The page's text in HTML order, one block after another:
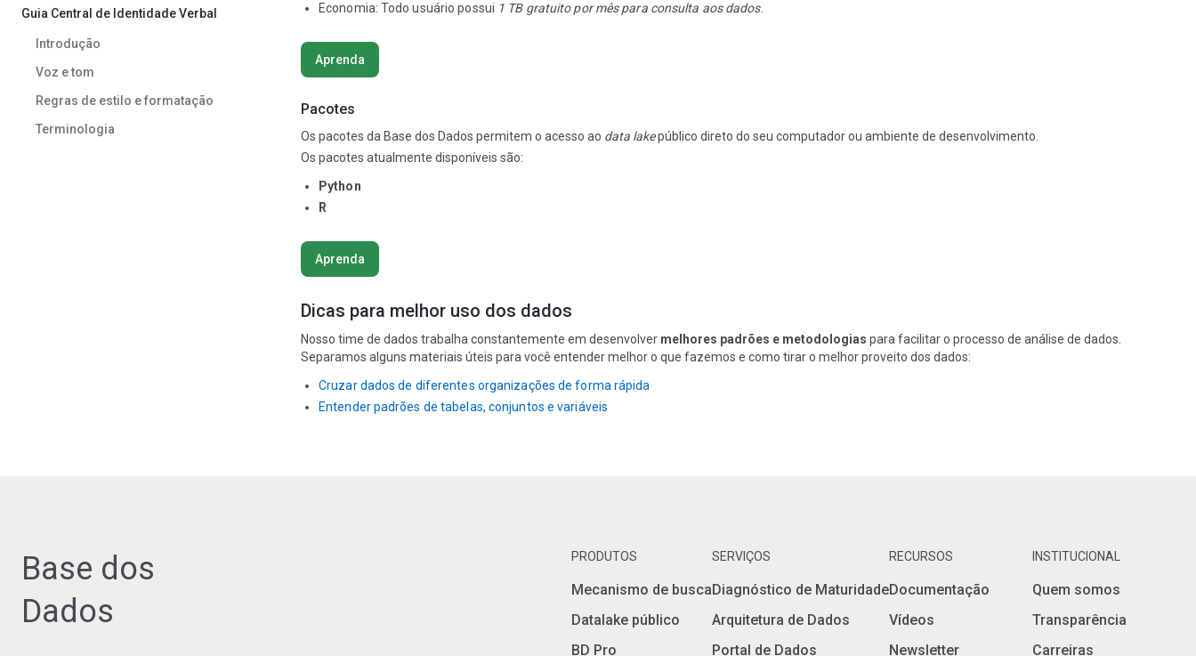
Guia Central de Identidade Verbal
Introdução
Voz e tom
Regras de estilo e formatação
Terminologia
Economia: Todo usuário possui 1 TB gratuito por mês para consulta aos dados.
Aprenda
Pacotes
Os pacotes da Base dos Dados permitem o acesso ao data lakepúblico direto do seu computador ou ambiente de desenvolvimento.
Os pacotes atualmente disponíveis são:
Python
R
Aprenda
Dicas para melhor uso dos dados
Nosso time de dados trabalha constantemente em desenvolver melhores padrões e metodologias para facilitar o processo de análise de dados.
Separamos alguns materiais úteis para você entender melhor o que fazemos e como tirar o melhor proveito dos dados:
Cruzar dados de diferentes organizações de forma rápida
Entender padrões de tabelas, conjuntos e variáveis
Base dos
Dados
PRODUTOS
Mecanismo de busca
Datalake público
BD Pro
SERVIÇOS
Diagnóstico de Maturidade
Arquitetura de Dados
Portal de Dados
RECURSOS
Documentação
Vídeos
Newsletter
INSTITUCIONAL
Quem somos
Transparência
Carreiras